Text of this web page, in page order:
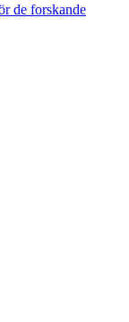
de forskande